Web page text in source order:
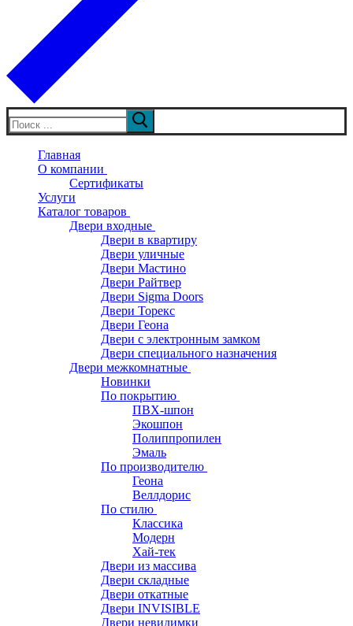
Искать:
Главная
О компании
Сертификаты
Услуги
Каталог товаров
Двери входные
Двери в квартиру
Двери уличные
Двери Мастино
Двери Райтвер
Двери Sigma Doors
Двери Торекс
Двери Геона
Двери с электронным замком
Двери специального назначения
Двери межкомнатные
Новинки
По покрытию
ПВХ-шпон
Экошпон
Полиппропилен
Эмаль
По производителю
Геона
Веллдорис
По стилю
Классика
Модерн
Хай-тек
Двери из массива
Двери складные
Двери откатные
Двери INVISIBLE
Двери невидимки